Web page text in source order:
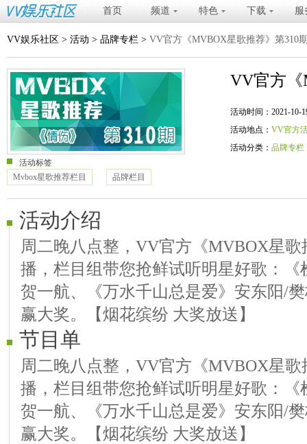
首页 频道 特色 下载 服
VV娱乐社区 > 活动 > 品牌专栏 > VV官方《MVBOX星歌推荐》第310
VV官方《
活动时间：2021-10-
活动地点： VV官方
活动分类： 品牌专栏
活动标签
Mvbox星歌推荐栏目
品牌栏目
活动介绍
周二晚八点整，VV官方《MVBOX星歌
播，栏目组带您抢鲜试听明星好歌：
贺一航、《万水千山总是爱》安东阳/
赢大奖。【烟花缤纷 大奖放送】
节目单
周二晚八点整，VV官方《MVBOX星歌
播，栏目组带您抢鲜试听明星好歌：
贺一航、《万水千山总是爱》安东阳/
赢大奖。【烟花缤纷 大奖放送】